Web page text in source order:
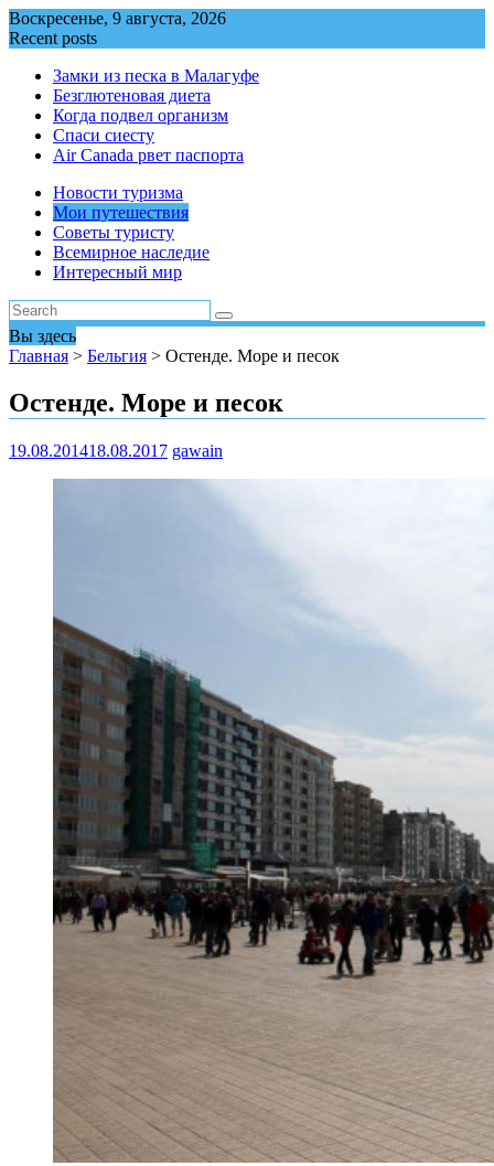
Перейти
к
Воскресенье, 9 августа, 2026
Recent posts
Замки из песка в Малагуфе
Безглютеновая диета
Когда подвел организм
Спаси сиесту
Air Canada рвет паспорта
Новости туризма
Мои путешествия
Советы туристу
Всемирное наследие
Интересный мир
Вы здесь
Главная > Бельгия > Остенде. Море и песок
Остенде. Море и песок
19.08.201418.08.2017 gawain